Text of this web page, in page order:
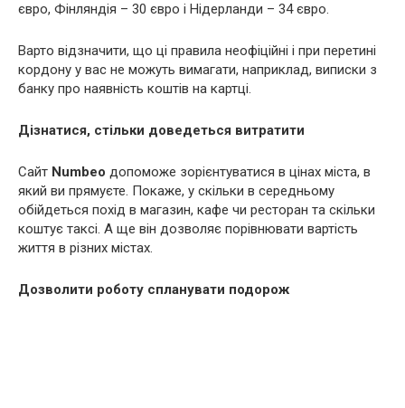
євро, Фінляндія – 30 євро і Нідерланди – 34 євро.
Варто відзначити, що ці правила неофіційні і при перетині
кордону у вас не можуть вимагати, наприклад, виписки з
банку про наявність коштів на картці.
Дізнатися, стільки доведеться витратити
Сайт Numbeo допоможе зорієнтуватися в цінах міста, в
який ви прямуєте. Покаже, у скільки в середньому
обійдеться похід в магазин, кафе чи ресторан та скільки
коштує таксі. А ще він дозволяє порівнювати вартість
життя в різних містах.
Дозволити роботу спланувати подорож